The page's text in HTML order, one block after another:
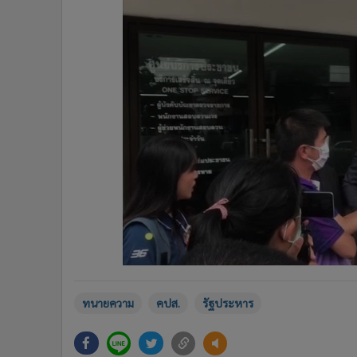
ทนายความ คปส. รัฐประหาร